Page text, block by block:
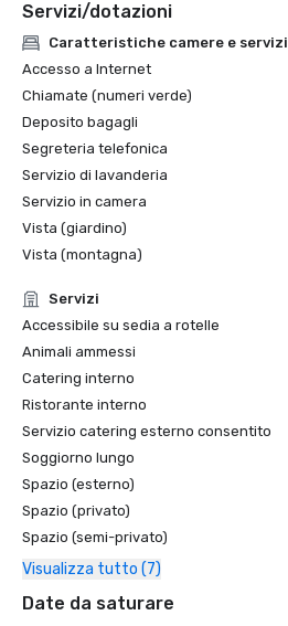
Servizi/dotazioni
Caratteristiche camere e servizi
Accesso a Internet
Chiamate (numeri verde)
Deposito bagagli
Segreteria telefonica
Servizio di lavanderia
Servizio in camera
Vista (giardino)
Vista (montagna)
Servizi
Accessibile su sedia a rotelle
Animali ammessi
Catering interno
Ristorante interno
Servizio catering esterno consentito
Soggiorno lungo
Spazio (esterno)
Spazio (privato)
Spazio (semi-privato)
Visualizza tutto (7)
Date da saturare